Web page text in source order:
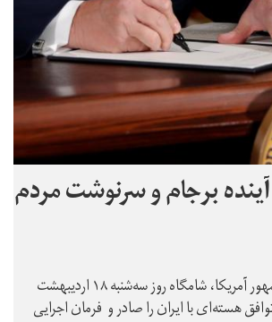
برجام و سرنوشت مردم
دونالد ترامپ، رئیس‌جمهور آمریکا، شامگاه روز سه‌شنبه ۱۸ اردیبهشت
هسته‌ای با ایران را صادر و فرمان اجرایی